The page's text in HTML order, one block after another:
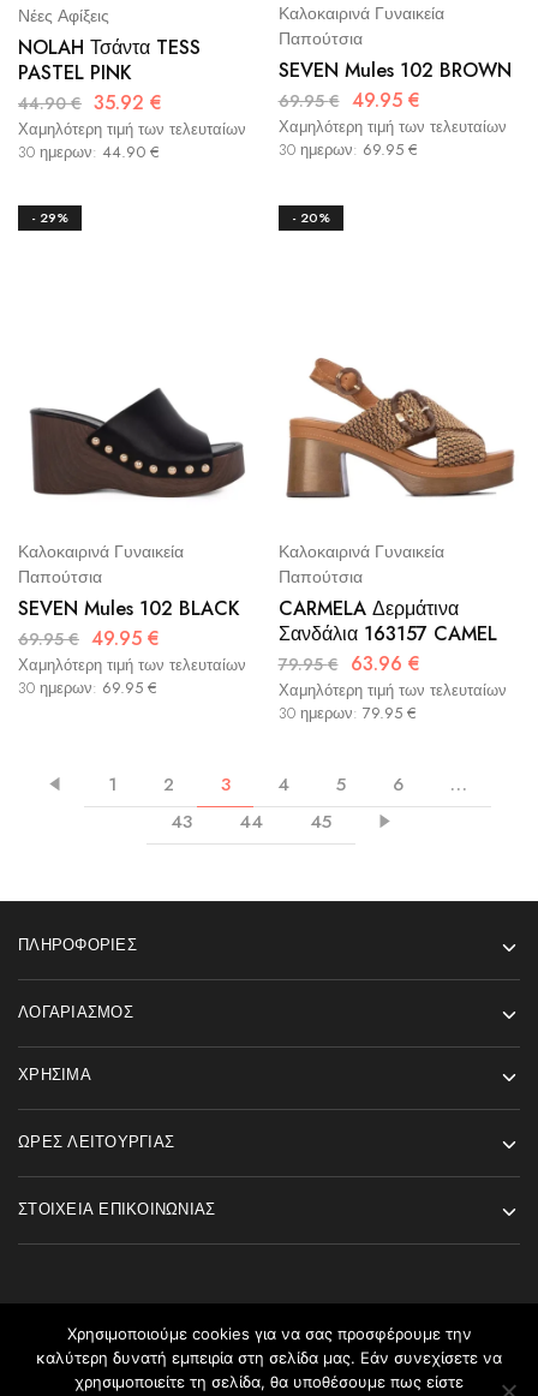
Νέες Αφίξεις
NOLAH Τσάντα TESS
PASTEL PINK
44.90€ 35.92 €
Χαμηλότερη τιμή των τελευταίων
30 ημερων: 44.90 €
Καλοκαιρινά Γυναικεία
Παπούτσια
SEVEN Mules 102 BROWN
69.95€ 49.95 €
Χαμηλότερη τιμή των τελευταίων
30 ημερων: 69.95 €
- 29%
Καλοκαιρινά Γυναικεία
Παπούτσια
SEVEN Mules 102 BLACK
69.95€ 49.95 €
Χαμηλότερη τιμή των τελευταίων
30 ημερων: 69.95 €
- 20%
Καλοκαιρινά Γυναικεία
Παπούτσια
CARMELA Δερμάτινα
Σανδάλια 163157 CAMEL
79.95€ 63.96 €
Χαμηλότερη τιμή των τελευταίων
30 ημερων: 79.95 €
1 2 3 4 5 6
…
43
44 45
ΠΛΗΡΟΦΟΡΊΕΣ
ΛΟΓΑΡΙΑΣΜΌΣ
ΧΡΉΣΙΜΑ
ΏΡΕΣ ΛΕΙΤΟΥΡΓΊΑΣ
ΣΤΟΙΧΕΊΑ ΕΠΙΚΟΙΝΩΝΊΑΣ
©2026 Angels Fashion All rights reserved
Χρησιμοποιούμε cookies για να σας προσφέρουμε την
καλύτερη δυνατή εμπειρία στη σελίδα μας. Εάν συνεχίσετε να
χρησιμοποιείτε τη σελίδα, θα υποθέσουμε πως είστε